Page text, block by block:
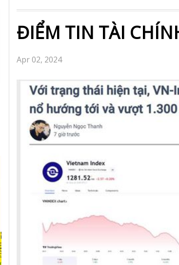
ĐIỂM TIN TÀI
Apr 02, 2024